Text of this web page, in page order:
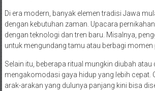
Di era modern, banyak elemen tradisi Jawa
dengan kebutuhan zaman. Upacara
dengan teknologi dan tren baru. Misalnya,
untuk mengundang tamu atau berbagi momen
Selain itu, beberapa ritual mungkin diubah
mengakomodasi gaya hidup yang lebih cepat.
arak-arakan yang dulunya panjang kini bisa